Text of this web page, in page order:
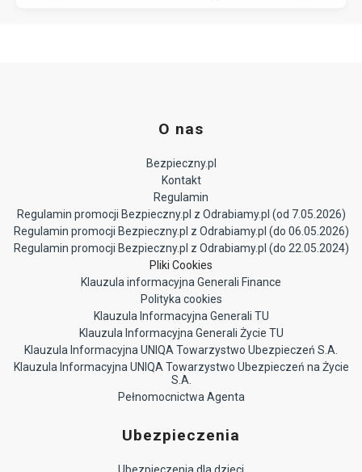
O nas
Bezpieczny.pl
Kontakt
Regulamin
Regulamin promocji Bezpieczny.pl z Odrabiamy.pl (od 7.05.2026)
Regulamin promocji Bezpieczny.pl z Odrabiamy.pl (do 06.05.2026)
Regulamin promocji Bezpieczny.pl z Odrabiamy.pl (do 22.05.2024)
Pliki Cookies
Klauzula informacyjna Generali Finance
Polityka cookies
Klauzula Informacyjna Generali TU
Klauzula Informacyjna Generali Życie TU
Klauzula Informacyjna UNIQA Towarzystwo Ubezpieczeń S.A.
Klauzula Informacyjna UNIQA Towarzystwo Ubezpieczeń na Życie
S.A.
Pełnomocnictwa Agenta
Ubezpieczenia